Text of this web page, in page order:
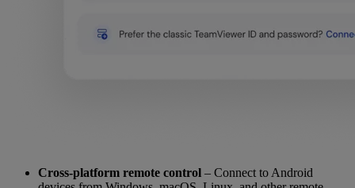
Cross-platform remote control – Connect to Android